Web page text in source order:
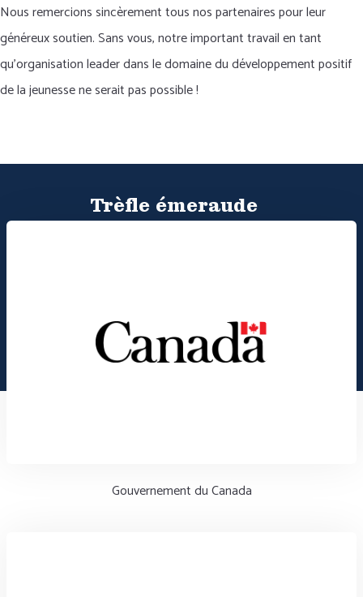
Nous remercions sincèrement tous nos partenaires pour leur
généreux soutien. Sans vous, notre important travail en tant
qu'organisation leader dans le domaine du développement positif
de la jeunesse ne serait pas possible !
Trèfle émeraude
Gouvernement du Canada